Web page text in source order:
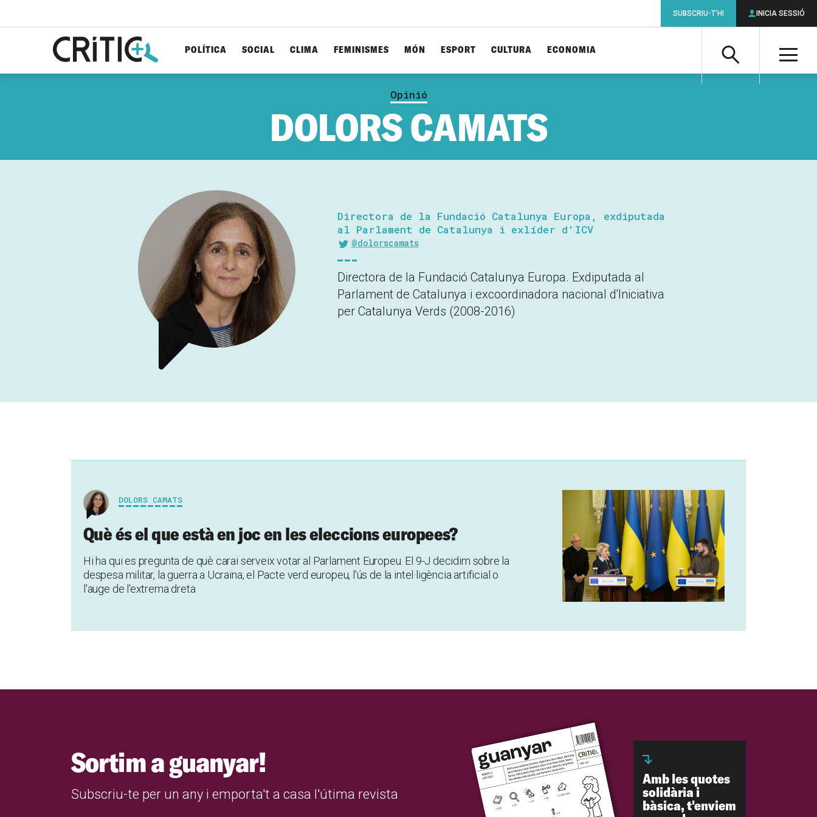
Cerca
POLÍTICA SOCIAL CLIMA FEMINISMES MÓN ESPORT CULTURA ECONOMIA
SUBSCRIU-T'HI INICIA SESSIÓ
Opinió
DOLORS CAMATS
Directora de la Fundació Catalunya Europa, exdiputada
al Parlament de Catalunya i exlíder d'ICV
@dolorscamats
Directora de la Fundació Catalunya Europa. Exdiputada al
Parlament de Catalunya i excoordinadora nacional d'Iniciativa
per Catalunya Verds (2008-2016)
DOLORS CAMATS
Què és el que està en joc en les eleccions europees?
Hi ha qui es pregunta de què carai serveix votar al Parlament Europeu. El 9-J decidim sobre la
despesa militar, la guerra a Ucraïna, el Pacte verd europeu, l'ús de la intel·ligència artificial o
l'auge de l'extrema dreta
Sortim a guanyar!
Subscriu-te per un any i emporta't a casa l'útima revista
Amb les quotes
solidària i
bàsica, t'enviem